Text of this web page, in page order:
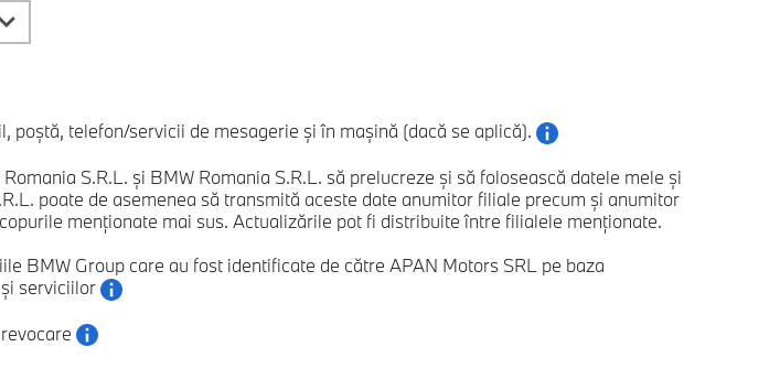
telefon/servicii de mesagerie și în mașină (dacă se aplică).
S.R.L. și BMW Romania S.R.L. să prelucreze și să folosească datele mele și
poate de asemenea să transmită aceste date anumitor filiale precum și anumitor
menționate mai sus. Actualizările pot fi distribuite între filialele menționate.
BMW Group care au fost identificate de către APAN Motors SRL pe baza
serviciilor